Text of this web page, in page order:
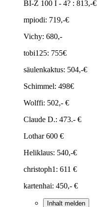
BI-Z 100 I - 4? : 813,-€
mpiodi: 719,-€
Vichy: 680,-
tobi125: 755€
säulenkaktus: 504,-€
Schimmel: 498€
Wolffi: 502,- €
Claude D.: 473.- €
Lothar 600 €
Heliklaus: 540,-€
christoph1: 611 €
kartenhai: 450,- €
Inhalt melden